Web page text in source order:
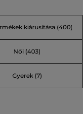
dolgozóknak
bővült a kínálatuk.
kiárusítása (400)
Női (403)
Gyerek(7)